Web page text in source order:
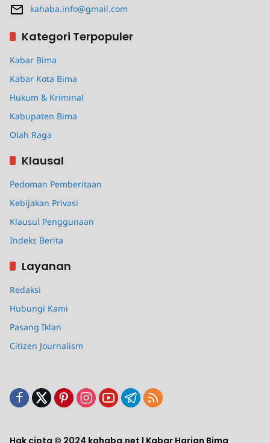
kahaba.info@gmail.com
Kategori Terpopuler
Kabar Bima
Kabar Kota Bima
Hukum & Kriminal
Kabupaten Bima
Olah Raga
Klausal
Pedoman Pemberitaan
Kebijakan Privasi
Klausul Penggunaan
Indeks Berita
Layanan
Redaksi
Hubungi Kami
Pasang Iklan
Citizen Journalism
Hak cipta © 2024 kahaba.net | Kabar Harian Bima